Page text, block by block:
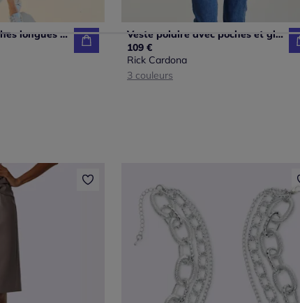
Veste sweat manches longues col montant à glissière raffinée
Veste polaire avec poches et glissière double sens
109 €
Rick Cardona
3 couleurs